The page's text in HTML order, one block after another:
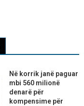
Në korrik janë paguar
mbi 560 milionë
denarë për
kompensime për